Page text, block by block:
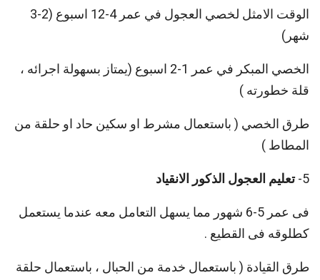
الوقت الامثل لخصي العجول في عمر 4-12 اسبوع (2-3
شهر)
الخصي المبكر في عمر 1-2 اسبوع (يمتاز بسهولة اجرائه ،
قلة خطورته )
طرق الخصي ( باستعمال مشرط او سكين حاد او حلقة من
المطاط )
5- تعليم العجول الذكور الانقياد
فى عمر 5-6 شهور مما يسهل التعامل معه عندما يستعمل
كطلوقه فى القطيع .
طرق القيادة ( باستعمال خدمة من الحبال ، باستعمال حلقة